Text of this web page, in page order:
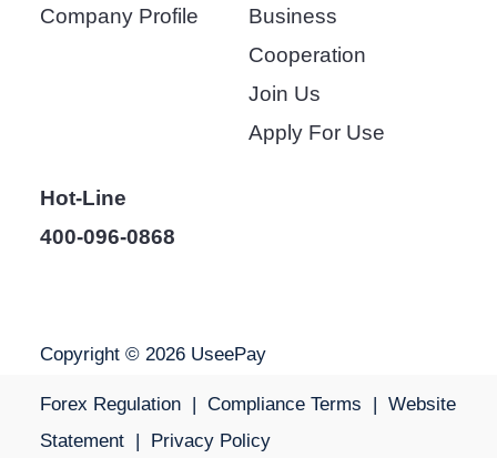
Company Profile
Business
Cooperation
Join Us
Apply For Use
Hot-Line
400-096-0868
Copyright © 2026 UseePay
Forex Regulation | Compliance Terms | Website
Statement | Privacy Policy